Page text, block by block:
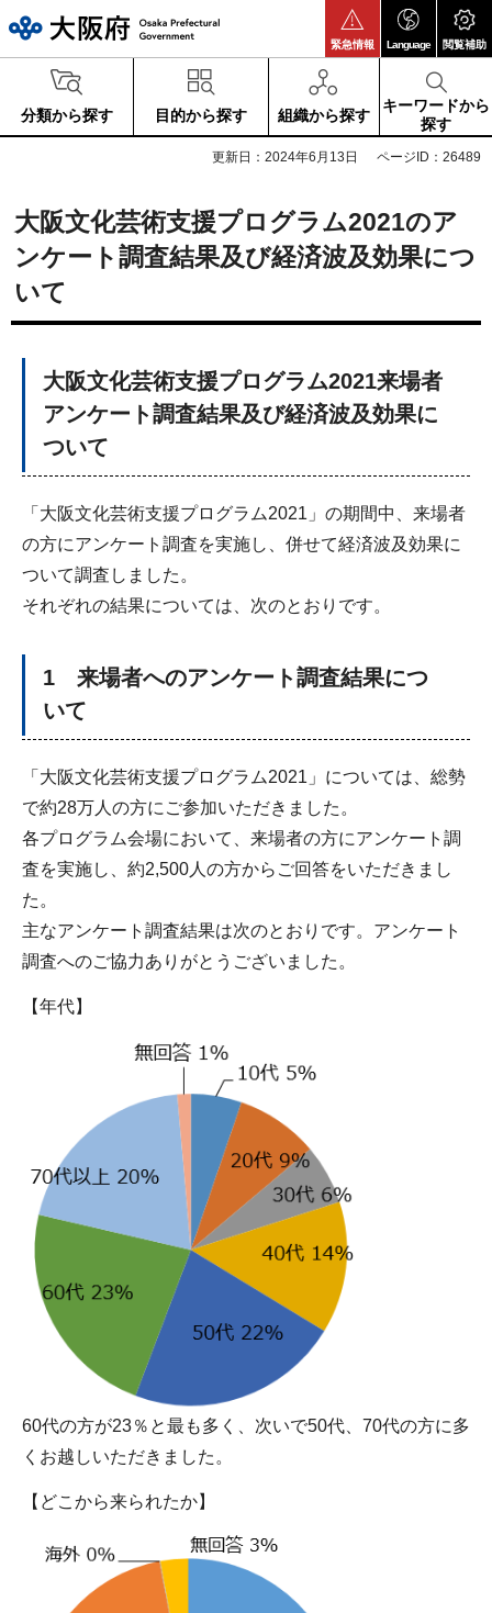
緊急情報 Language 閲覧補助
分類から探す 目的から探す 組織から探す
キーワードから
探す
更新日：2024年6月13日 ページID：26489
大阪文化芸術支援プログラム2021のア
ンケート調査結果及び経済波及効果につ
いて
大阪文化芸術支援プログラム2021来場者
アンケート調査結果及び経済波及効果に
ついて
「大阪文化芸術支援プログラム2021」の期間中、来場者
の方にアンケート調査を実施し、併せて経済波及効果に
ついて調査しました。
それぞれの結果については、次のとおりです。
1 来場者へのアンケート調査結果につ
いて
「大阪文化芸術支援プログラム2021」については、総勢
で約28万人の方にご参加いただきました。
各プログラム会場において、来場者の方にアンケート調
査を実施し、約2,500人の方からご回答をいただきまし
た。
主なアンケート調査結果は次のとおりです。アンケート
調査へのご協力ありがとうございました。
【年代】
60代の方が23％と最も多く、次いで50代、70代の方に多
くお越しいただきました。
【どこから来られたか】